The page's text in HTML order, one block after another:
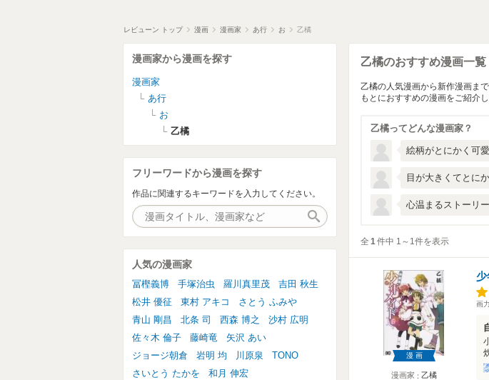
レビューン トップ 漫画 漫画家 あ行 お 乙橘
乙橘のおすすめ漫画一覧
乙橘の人気漫画から新作漫画ま
もとにおすすめの漫画をご紹介し
乙橘ってどんな漫画家？
絵柄がとにかく可
目が大きくてとに
心温まるストーリ
全 1件中 1～1件を表示
漫画
漫画家 乙橘
少
画力
漫画家から漫画を探す
漫画家
あ行
お
乙橘
フリーワードから漫画を探す
作品に関連するキーワードを入力してください。
作品検索
人気の漫画家
冨樫義博 手塚治虫 羅川真里茂
吉田 秋生
松井 優征
東村 アキコ
さとう ふみや
青山 剛昌
北条 司 西森 博之
沙村 広明
佐々木 倫子
藤崎竜
矢沢 あい
ジョージ朝倉
岩明 均 川原泉
TONO
さいとう たかを
和月 伸宏